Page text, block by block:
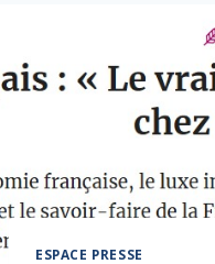
ESPACE PRESSE